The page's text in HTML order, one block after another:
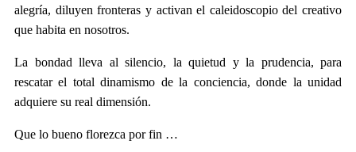
alegría, diluyen fronteras y activan el caleidoscopio del creativo
que habita en nosotros.
La bondad lleva al silencio, la quietud y la prudencia, para
rescatar el total dinamismo de la conciencia, donde la unidad
adquiere su real dimensión.
Que lo bueno florezca por fin …